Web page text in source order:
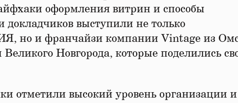
оформления витрин и способы
докладчиков выступили не только
но и франчайзи компании Vintage из
Новгорода, которые поделились
отметили высокий уровень организации и